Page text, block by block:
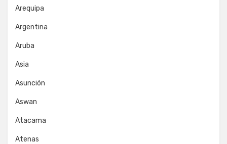
Arequipa
Argentina
Aruba
Asia
Asunción
Aswan
Atacama
Atenas